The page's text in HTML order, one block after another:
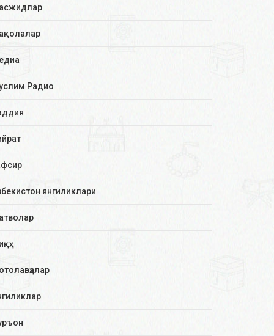
Радио
янгиликлари